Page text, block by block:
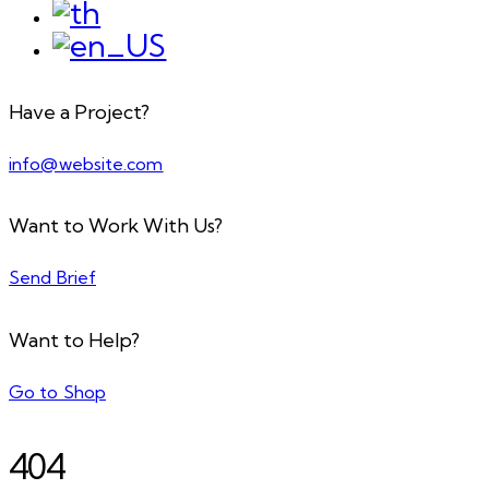
Have a Project?
info@website.com
Want to Work With Us?
Send Brief
Want to Help?
Go to Shop
404